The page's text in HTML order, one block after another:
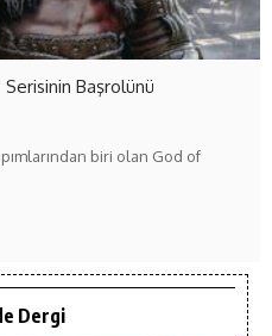
Başrolünü
biri olan God of
Dergi